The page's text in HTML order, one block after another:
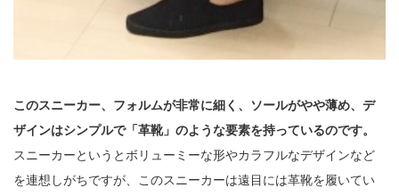
このスニーカー、フォルムが非常に細く、ソールがやや薄め、デ
ザインはシンプルで「革靴」のような要素を持っているのです。
スニーカーというとボリューミーな形やカラフルなデザインなど
を連想しがちですが、このスニーカーは遠目には革靴を履いてい